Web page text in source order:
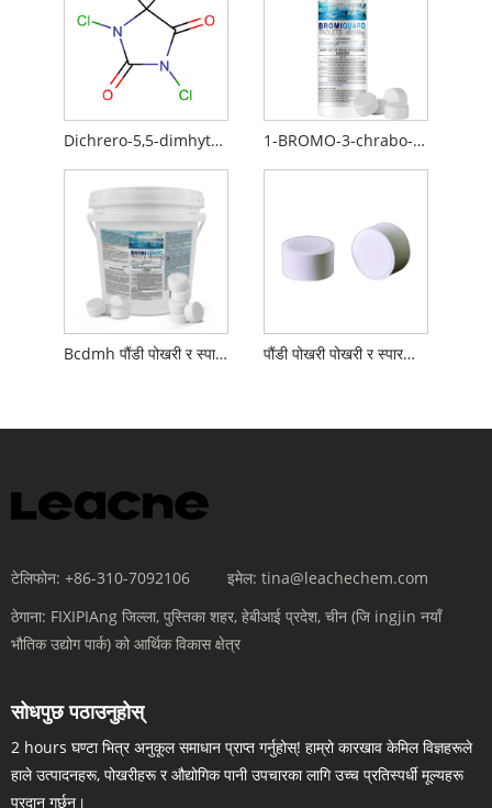
Dichrero-5,5-dimhythyhyhanyine 1-BROMO-3-chrabo-5,5-Dimethyhyhyhanyneandoink पौंडी पोखरी र स्पारको लागि
Bcdmh पौंडी पोखरी र स्पा को लागी पौंडी पोखरी पोखरी र स्पारको लागि ब्रोमिन ट्याब्लेट
टेलिफोन: +86-310-7092106 इमेल: tina@leachechem.com
ठेगाना: FIXIPIAng जिल्ला, पुस्तिका शहर, हेबीआई प्रदेश, चीन (जि ingjin नयाँ
भौतिक उद्योग पार्क) को आर्थिक विकास क्षेत्र
सोधपुछ पठाउनुहोस्
2 hours घण्टा भित्र अनुकूल समाधान प्राप्त गर्नुहोस्! हाम्रो कारखाव केमिल विज्ञहरूले
हाले उत्पादनहरू, पोखरीहरू र औद्योगिक पानी उपचारका लागि उच्च प्रतिस्पर्धी मूल्यहरू
प्रदान गर्छन्।